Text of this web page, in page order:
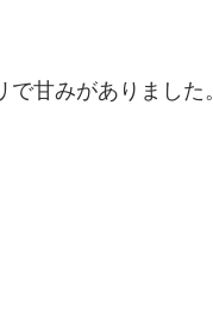
甘みがありました。